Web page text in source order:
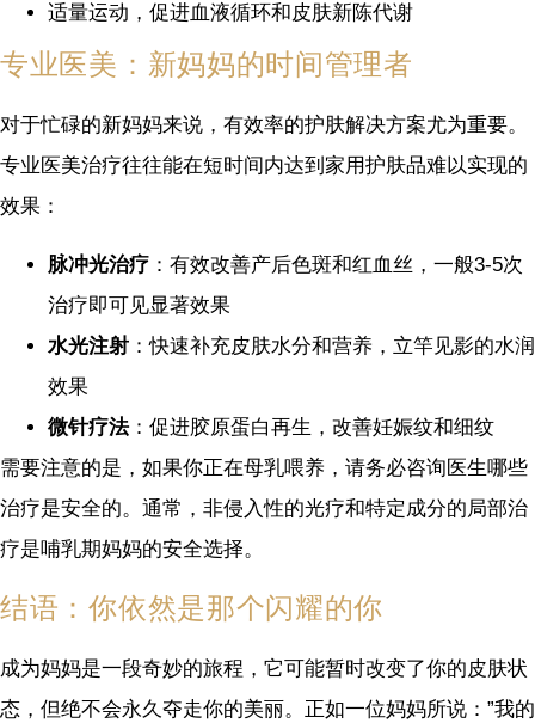
适量运动，促进血液循环和皮肤新陈代谢
专业医美：新妈妈的时间管理者
对于忙碌的新妈妈来说，有效率的护肤解决方案尤为重要。
专业医美治疗往往能在短时间内达到家用护肤品难以实现的
效果：
脉冲光治疗 ：有效改善产后色斑和红血丝，一般3-5次
治疗即可见显著效果
水光注射 ：快速补充皮肤水分和营养，立竿见影的水润
效果
微针疗法：促进胶原蛋白再生，改善妊娠纹和细纹
需要注意的是，如果你正在母乳喂养，请务必咨询医生哪些
治疗是安全的。通常，非侵入性的光疗和特定成分的局部治
疗是哺乳期妈妈的安全选择。
结语：你依然是那个闪耀的你
成为妈妈是一段奇妙的旅程，它可能暂时改变了你的皮肤状
态，但绝不会永久夺走你的美丽。正如一位妈妈所说：”我的